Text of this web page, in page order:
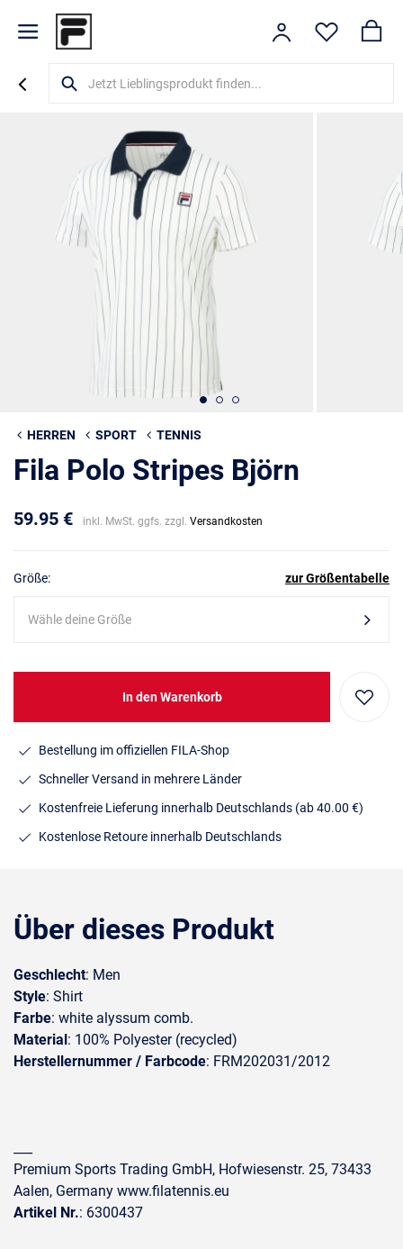
HERREN SPORT TENNIS
Fila Polo Stripes Björn
59.95 € inkl. MwSt. ggfs. zzgl. Versandkosten
Größe: zur Größentabelle
Wähle deine Größe
In den Warenkorb
Bestellung im offiziellen FILA-Shop
Schneller Versand in mehrere Länder
Kostenfreie Lieferung innerhalb Deutschlands (ab 40.00 €)
Kostenlose Retoure innerhalb Deutschlands
Über dieses Produkt
Geschlecht: Men
Style: Shirt
Farbe: white alyssum comb.
Material: 100% Polyester (recycled)
Herstellernummer / Farbcode: FRM202031/2012
Premium Sports Trading GmbH, Hofwiesenstr. 25, 73433
Aalen, Germany www.filatennis.eu
Artikel Nr.: 6300437